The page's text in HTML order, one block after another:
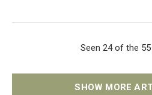
Seen 24 of the
SHOW MORE